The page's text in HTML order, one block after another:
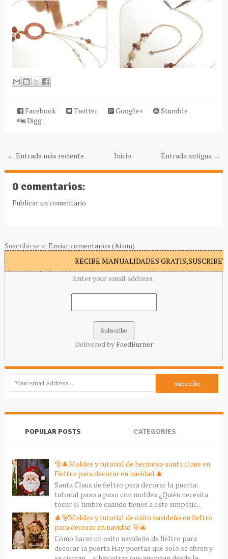
Facebook Twitter Google+
Stumble
Digg
← Entrada más reciente Entrada antigua →
Inicio
0 comentarios:
Publicar un comentario
Suscribirse a: Enviar comentarios (Atom)
RECIBE MANUALIDADES
Enter your email address:
Delivered by FeedBurner
POPULAR POSTS CATEGORIES
🎅🎄Moldes y tutorial de hermoso santa claus en
Fieltro para decorar en navidad 🎄
Santa Claus de fieltro para decorar la puerta:
tutorial paso a paso con moldes ¿Quién necesita
tocar el timbre cuando tienes a este simpátic...
🎄🐻Moldes y tutorial de osito navideño en fieltro
para decorar en navidad 🐻🎄
Cómo hacer un osito navideño de fieltro para
decorar la puerta Hay puertas que solo se abren y